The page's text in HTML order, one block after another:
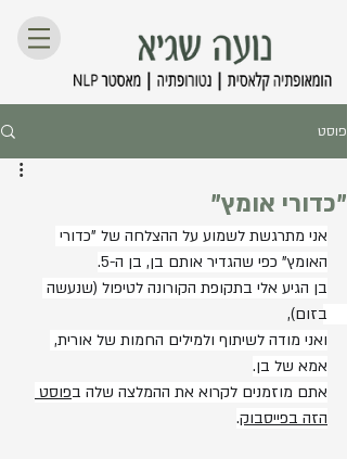
פוסט
"כדורי אומץ"
אני מתרגשת לשמוע על ההצלחה של "כדורי
האומץ" כפי שהגדיר אותם בן, בן ה-5.
בן הגיע אלי בתקופת הקורונה לטיפול (שנעשה
בזום),
ואני מודה לשיתוף ולמילים החמות של אורית,
אמא של בן.
אתם מוזמנים לקרוא את ההמלצה שלה בפוסט
הזה בפייסבוק.